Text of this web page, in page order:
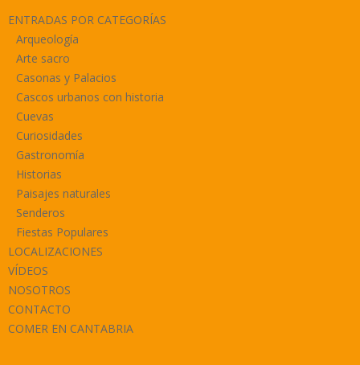
ENTRADAS POR CATEGORÍAS
Arqueología
Arte sacro
Casonas y Palacios
Cascos urbanos con historia
Cuevas
Curiosidades
Gastronomía
Historias
Paisajes naturales
Senderos
Fiestas Populares
LOCALIZACIONES
VÍDEOS
NOSOTROS
CONTACTO
COMER EN CANTABRIA